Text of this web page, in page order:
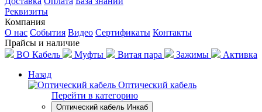
Реквизиты
Компания
О нас События Видео Сертификаты Контакты
Прайсы и наличие
ВО Кабель
Муфты Витая пара Зажимы
Активка
Назад
Оптический кабель
Перейти в категорию
Оптический кабель Инкаб